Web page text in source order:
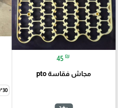
45 ₪
مجاش فقاسة pto
30*30*50 سم